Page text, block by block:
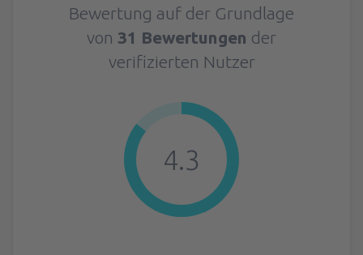
Bewertung auf der Grundlage
von 31 Bewertungen der
verifizierten Nutzer
4.3